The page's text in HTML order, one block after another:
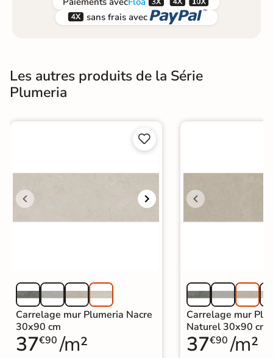
 sans frais avec 
Les autres produits de la Série
Plumeria


Carrelage mur Plumeria Nacre
30x90 cm
37€90 /m²
Carrelage mur
Naturel 30x90 cm
37€90 /m²